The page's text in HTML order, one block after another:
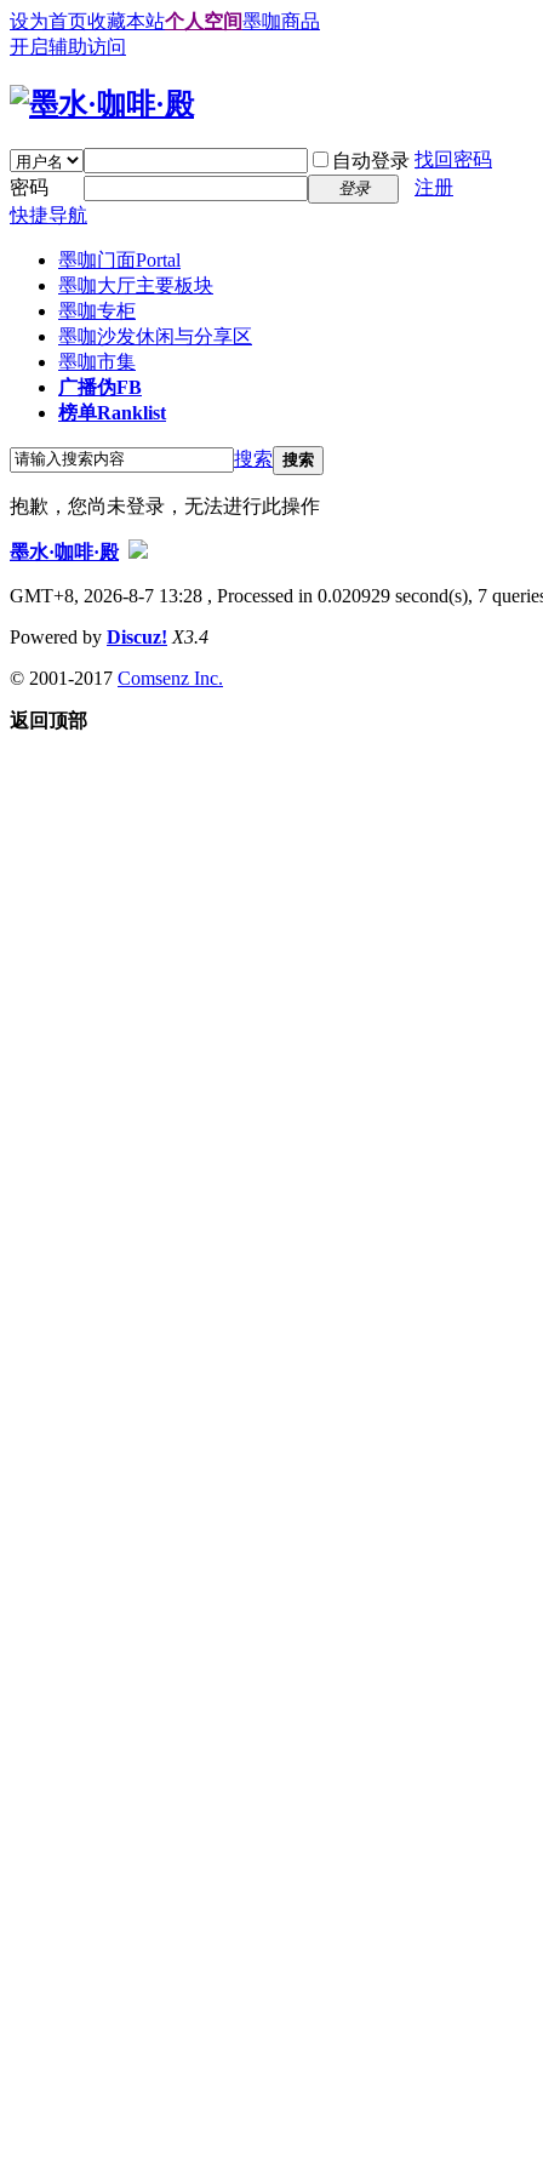
设为首页收藏本站个人空间墨咖商品
开启辅助访问
自动登录 找回密码
密码
登录
注册
快捷导航
墨咖门面Portal
墨咖大厅主要板块
墨咖专柜
墨咖沙发休闲与分享区
墨咖市集
广播伪FB
榜单Ranklist
搜索 搜索
抱歉，您尚未登录，无法进行此操作
墨水·咖啡·殿
GMT+8, 2026-8-7 13:28 , Processed in 0.020929 second(s), 7
Powered by Discuz! X3.4
© 2001-2017 Comsenz Inc.
返回顶部